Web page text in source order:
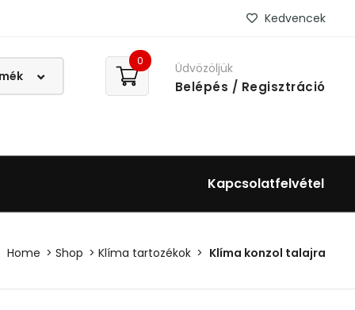
Kedvencek
0 Üdvözöljük
Belépés / Regisztráció
Kapcsolatfelvétel
Home Shop Klíma tartozékok Klíma konzol talajra